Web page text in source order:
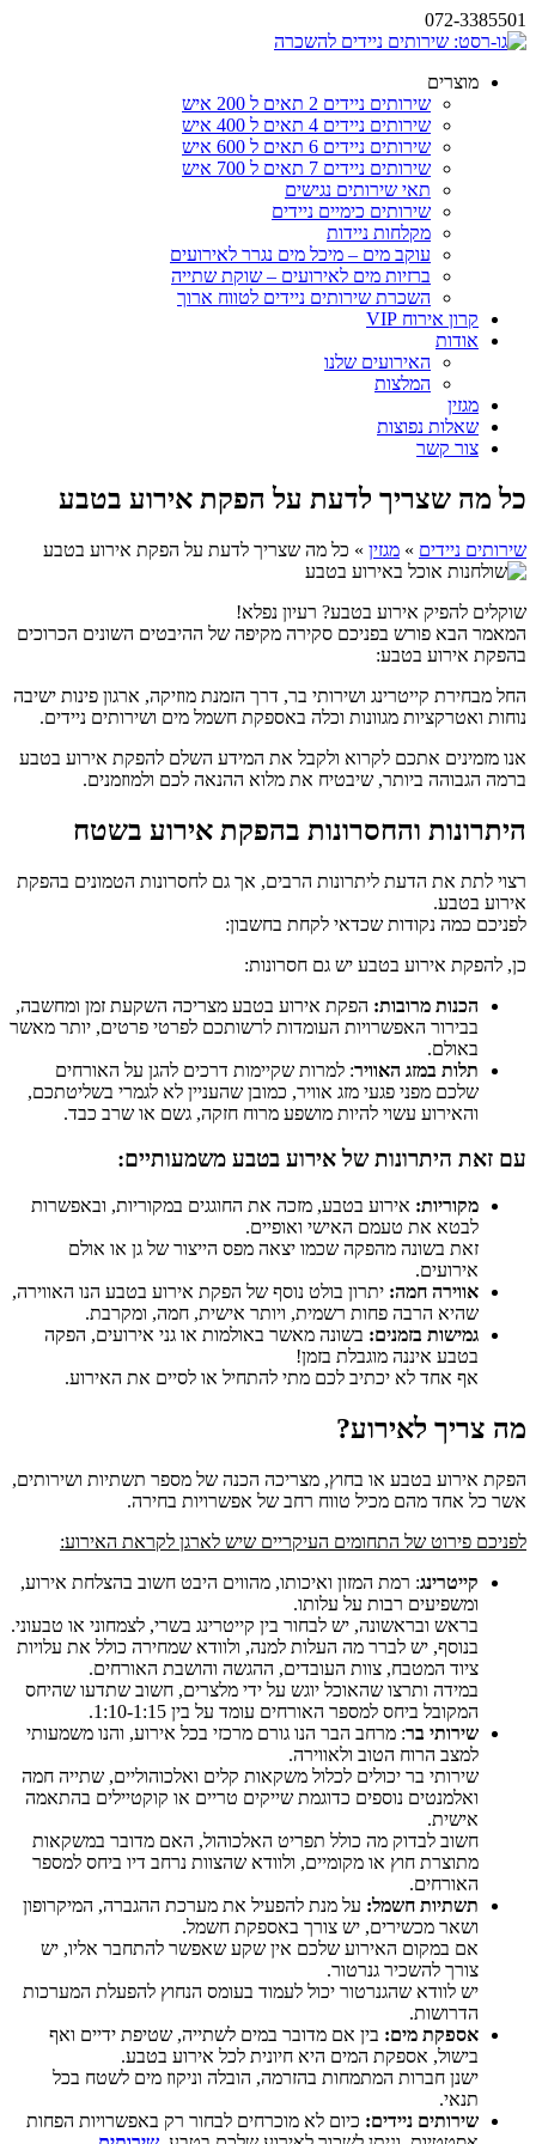
072-3385501
מוצרים
שירותים ניידים 2 תאים ל 200 איש
שירותים ניידים 4 תאים ל 400 איש
שירותים ניידים 6 תאים ל 600 איש
שירותים ניידים 7 תאים ל 700 איש
תאי שירותים נגישים
שירותים כימיים ניידים
מקלחות ניידות
עוקב מים – מיכל מים נגרר לאירועים
ברזיות מים לאירועים – שוקת שתייה
השכרת שירותים ניידים לטווח ארוך
קרון אירוח VIP
אודות
האירועים שלנו
המלצות
מגזין
שאלות נפוצות
צור קשר
כל מה שצריך לדעת על הפקת אירוע בטבע
שירותים ניידים » מגזין » כל מה שצריך לדעת על הפקת אירוע בטבע
שוקלים להפיק אירוע בטבע? רעיון נפלא!
המאמר הבא פורש בפניכם סקירה מקיפה של ההיבטים השונים הכרוכים
בהפקת אירוע בטבע:
החל מבחירת קייטרינג ושירותי בר, דרך הזמנת מוזיקה, ארגון פינות ישיבה
נוחות ואטרקציות מגוונות וכלה באספקת חשמל מים ושירותים ניידים.
אנו מזמינים אתכם לקרוא ולקבל את המידע השלם להפקת אירוע בטבע
ברמה הגבוהה ביותר, שיבטיח את מלוא ההנאה לכם ולמוזמנים.
היתרונות והחסרונות בהפקת אירוע בשטח
רצוי לתת את הדעת ליתרונות הרבים, אך גם לחסרונות הטמונים בהפקת
אירוע בטבע.
לפניכם כמה נקודות שכדאי לקחת בחשבון:
כן, להפקת אירוע בטבע יש גם חסרונות:
הכנות מרובות: הפקת אירוע בטבע מצריכה השקעת זמן ומחשבה,
בבירור האפשרויות העומדות לרשותכם לפרטי פרטים, יותר מאשר
באולם.
תלות במזג האוויר: למרות שקיימות דרכים להגן על האורחים
שלכם מפני פגעי מזג אוויר, כמובן שהעניין לא לגמרי בשליטתכם,
והאירוע עשוי להיות מושפע מרוח חזקה, גשם או שרב כבד.
עם זאת היתרונות של אירוע בטבע משמעותיים:
מקוריות: אירוע בטבע, מזכה את החוגגים במקוריות, ובאפשרות
לבטא את טעמם האישי ואופיים.
זאת בשונה מהפקה שכמו יצאה מפס הייצור של גן או אולם
אירועים.
אווירה חמה: יתרון בולט נוסף של הפקת אירוע בטבע הנו האווירה,
שהיא הרבה פחות רשמית, ויותר אישית, חמה, ומקרבת.
גמישות בזמנים: בשונה מאשר באולמות או גני אירועים, הפקה
בטבע איננה מוגבלת בזמן!
אף אחד לא יכתיב לכם מתי להתחיל או לסיים את האירוע.
מה צריך לאירוע?
הפקת אירוע בטבע או בחוץ, מצריכה הכנה של מספר תשתיות ושירותים,
אשר כל אחד מהם מכיל טווח רחב של אפשרויות בחירה.
לפניכם פירוט של התחומים העיקריים שיש לארגן לקראת האירוע:
קייטרינג: רמת המזון ואיכותו, מהווים היבט חשוב בהצלחת אירוע,
ומשפיעים רבות על עלותו.
בראש ובראשונה, יש לבחור בין קייטרינג בשרי, לצמחוני או טבעוני.
בנוסף, יש לברר מה העלות למנה, ולוודא שמחירה כולל את עלויות
ציוד המטבח, צוות העובדים, ההגשה והושבת האורחים.
במידה ותרצו שהאוכל יוגש על ידי מלצרים, חשוב שתדעו שהיחס
המקובל ביחס למספר האורחים עומד על בין 1:10-1:15.
שירותי בר: מרחב הבר הנו גורם מרכזי בכל אירוע, והנו משמעותי
למצב הרוח הטוב ולאווירה.
שירותי בר יכולים לכלול משקאות קלים ואלכוהוליים, שתייה חמה
ואלמנטים נוספים כדוגמת שייקים טריים או קוקטיילים בהתאמה
אישית.
חשוב לבדוק מה כולל תפריט האלכוהול, האם מדובר במשקאות
מתוצרת חוץ או מקומיים, ולוודא שהצוות נרחב דיו ביחס למספר
האורחים.
תשתיות חשמל: על מנת להפעיל את מערכת ההגברה, המיקרופון
ושאר מכשירים, יש צורך באספקת חשמל.
אם במקום האירוע שלכם אין שקע שאפשר להתחבר אליו, יש
צורך להשכיר גנרטור.
יש לוודא שהגנרטור יכול לעמוד בעומס הנחוץ להפעלת המערכות
הדרושות.
אספקת מים: בין אם מדובר במים לשתייה, שטיפת ידיים ואף
בישול, אספקת המים היא חיונית לכל אירוע בטבע.
ישנן חברות המתמחות בהזרמה, הובלה וניקוז מים לשטח בכל
תנאי.
שירותים ניידים: כיום לא מוכרחים לבחור רק באפשרויות הפחות